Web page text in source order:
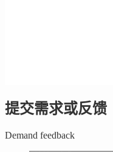
提交需求或反馈
Demand feedback